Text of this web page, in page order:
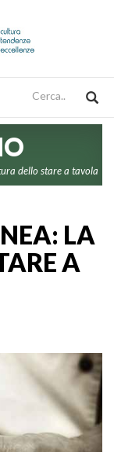
dello stare a tavola
LA
A